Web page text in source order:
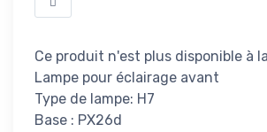
Ce produit n'est plus disponible à
Lampe pour éclairage avant
Type de lampe: H7
Base : PX26d